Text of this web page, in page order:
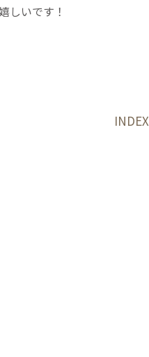
しいです！
INDEX